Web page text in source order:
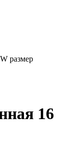
размер
16